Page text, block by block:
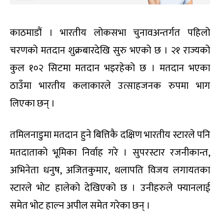
काठमाडौं । भारतीय लोकसभा चुनावअन्तर्गत पहिलो
चरणको मतदान शुक्रबारदेखि सुरु भएको छ । २१ राज्यको
कुल १०२ सिटमा मतदान भइरहेको छ । मतदान भएका
ठाउँमा भारतीय कलाकारले उत्साहजनक रुपमा भाग
लिएका छन् ।
तमिलनाडुमा मतदान हुने बित्तिकै दक्षिण भारतीय स्टारले पनि
मतदाताको भूमिका निर्वाह गरे । सुपरस्टार रजनीकान्त,
अभिनेता धनुष, अजितकुमार, थलापति विजय लगायतका
स्टारले भोट हालेको देखिएको छ । उनीहरुले फ्यानलाई
समेत भोट हाल्न अपील समेत गरेका छन् ।